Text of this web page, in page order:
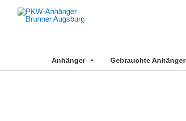
Anhänger Gebrauchte Anhänger